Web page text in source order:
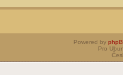
Powered by
Pro